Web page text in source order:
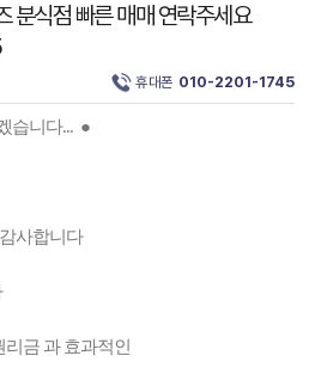
분식점 빠른 매매 연락주세요
휴대폰 010-2201-1745
습니다... ●
사합니다
금 과 효과적인